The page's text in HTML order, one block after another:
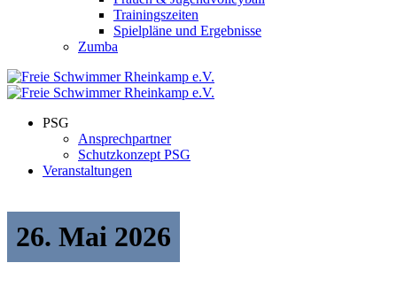
Trainingszeiten
Spielpläne und Ergebnisse
Zumba
PSG
Ansprechpartner
Schutzkonzept PSG
Veranstaltungen
26. Mai 2026